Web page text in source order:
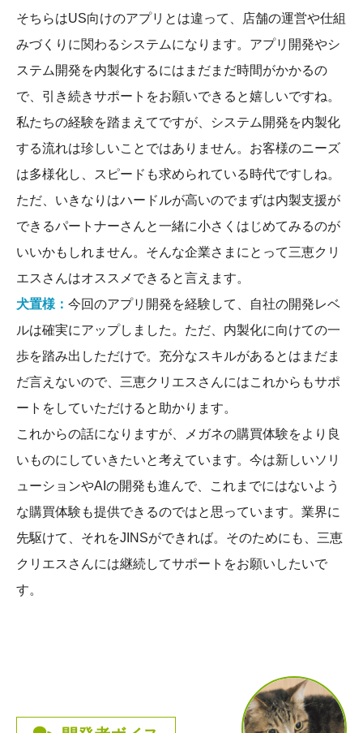
そちらはUS向けのアプリとは違って、店舗の運営や仕組
みづくりに関わるシステムになります。アプリ開発やシ
ステム開発を内製化するにはまだまだ時間がかかるの
で、引き続きサポートをお願いできると嬉しいですね。
私たちの経験を踏まえてですが、システム開発を内製化
する流れは珍しいことではありません。お客様のニーズ
は多様化し、スピードも求められている時代ですしね。
ただ、いきなりはハードルが高いのでまずは内製支援が
できるパートナーさんと一緒に小さくはじめてみるのが
いいかもしれません。そんな企業さまにとって三恵クリ
エスさんはオススメできると言えます。
犬置様： 今回のアプリ開発を経験して、自社の開発レベ
ルは確実にアップしました。ただ、内製化に向けての一
歩を踏み出しただけで。充分なスキルがあるとはまだま
だ言えないので、三恵クリエスさんにはこれからもサポ
ートをしていただけると助かります。
これからの話になりますが、メガネの購買体験をより良
いものにしていきたいと考えています。今は新しいソリ
ューションやAIの開発も進んで、これまでにはないよう
な購買体験も提供できるのではと思っています。業界に
先駆けて、それをJINSができれば。そのためにも、三恵
クリエスさんには継続してサポートをお願いしたいで
す。